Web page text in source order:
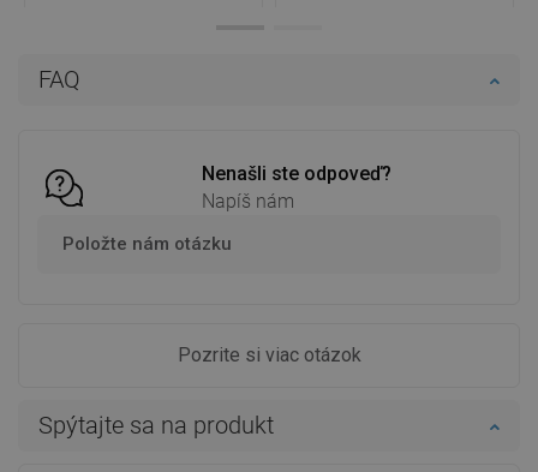
FAQ
Nenašli ste odpoveď?
Napíš nám
Položte nám otázku
Pozrite si viac otázok
Spýtajte sa na produkt